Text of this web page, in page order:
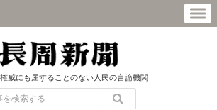
威にも屈することのない人民の言論機関